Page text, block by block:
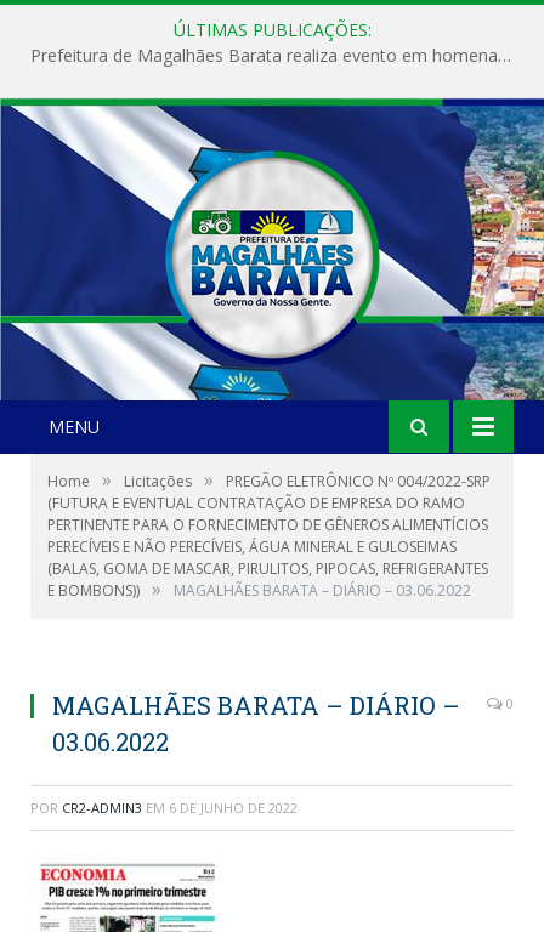
ÚLTIMAS PUBLICAÇÕES:
Prefeitura de Magalhães Barata realiza evento em homenagem ao Dia Internacional da Mulher
MENU
Home » Licitações »
PREGÃO ELETRÔNICO Nº 004/2022-SRP
(FUTURA E EVENTUAL CONTRATAÇÃO DE EMPRESA DO RAMO
PERTINENTE PARA O FORNECIMENTO DE GÊNEROS ALIMENTÍCIOS
PERECÍVEIS E NÃO PERECÍVEIS, ÁGUA MINERAL E GULOSEIMAS
(BALAS, GOMA DE MASCAR, PIRULITOS, PIPOCAS, REFRIGERANTES
E BOMBONS)) » MAGALHÃES BARATA – DIÁRIO – 03.06.2022
MAGALHÃES BARATA – DIÁRIO –
03.06.2022
0
POR CR2-ADMIN3 EM 6 DE JUNHO DE 2022